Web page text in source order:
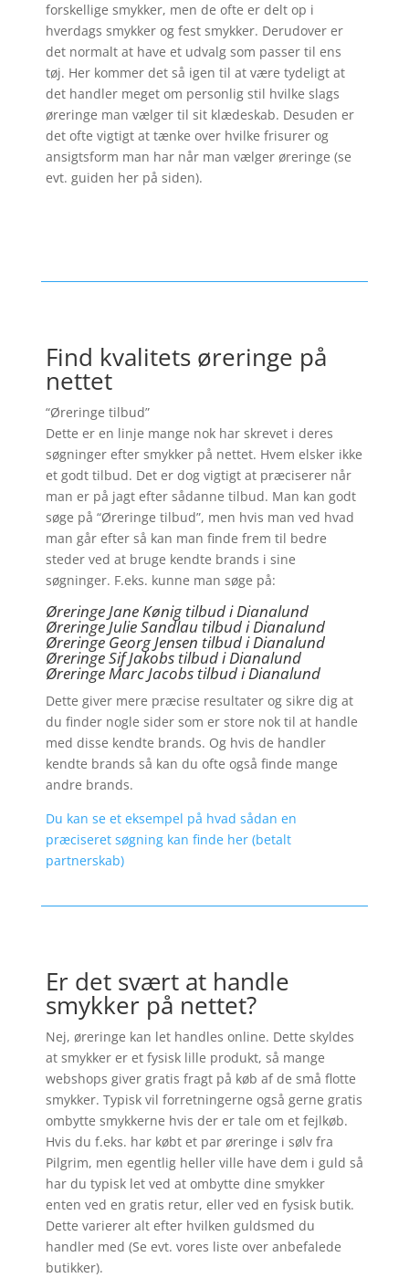
forskellige smykker, men de ofte er delt op i
hverdags smykker og fest smykker. Derudover er
det normalt at have et udvalg som passer til ens
tøj. Her kommer det så igen til at være tydeligt at
det handler meget om personlig stil hvilke slags
øreringe man vælger til sit klædeskab. Desuden er
det ofte vigtigt at tænke over hvilke frisurer og
ansigtsform man har når man vælger øreringe (se
evt. guiden her på siden).
Find kvalitets øreringe på
nettet
“Øreringe tilbud”
Dette er en linje mange nok har skrevet i deres
søgninger efter smykker på nettet. Hvem elsker ikke
et godt tilbud. Det er dog vigtigt at præciserer når
man er på jagt efter sådanne tilbud. Man kan godt
søge på “Øreringe tilbud”, men hvis man ved hvad
man går efter så kan man finde frem til bedre
steder ved at bruge kendte brands i sine
søgninger. F.eks. kunne man søge på:
Øreringe Jane Kønig tilbud i Dianalund
Øreringe Julie Sandlau tilbud i Dianalund
Øreringe Georg Jensen tilbud i Dianalund
ØreringeSif Jakobs tilbud i Dianalund
Øreringe Marc Jacobs tilbud i Dianalund
Dette giver mere præcise resultater og sikre dig at
du finder nogle sider som er store nok til at handle
med disse kendte brands. Og hvis de handler
kendte brands så kan du ofte også finde mange
andre brands.
Du kan se et eksempel på hvad sådan en
præciseret søgning kan finde her (betalt
partnerskab)
Er det svært at handle
smykker på nettet?
Nej, øreringe kan let handles online. Dette skyldes
at smykker er et fysisk lille produkt, så mange
webshops giver gratis fragt på køb af de små flotte
smykker. Typisk vil forretningerne også gerne gratis
ombytte smykkerne hvis der er tale om et fejlkøb.
Hvis du f.eks. har købt et par øreringe i sølv fra
Pilgrim, men egentlig heller ville have dem i guld så
har du typisk let ved at ombytte dine smykker
enten ved en gratis retur, eller ved en fysisk butik.
Dette varierer alt efter hvilken guldsmed du
handler med (Se evt. vores liste over anbefalede
butikker).